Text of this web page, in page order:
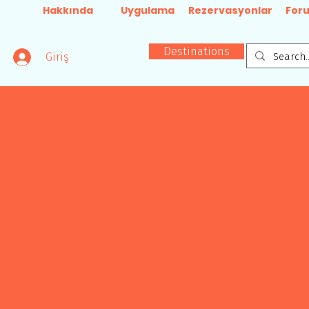
Hakkında Uygulama Rezervasyonlar
Giriş Destinations